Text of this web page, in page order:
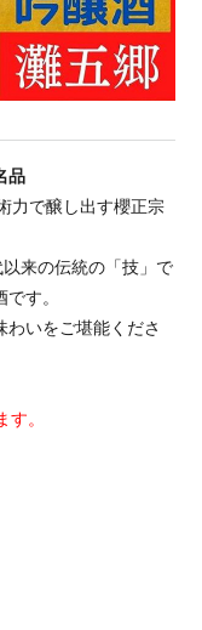
品
力で醸し出す櫻正宗
来の伝統の「技」で
す。
わいをご堪能くださ
。